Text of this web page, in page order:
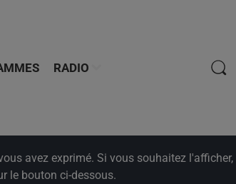
RADIO
avez exprimé. Si vous souhaitez l'afficher,
le bouton ci-dessous.